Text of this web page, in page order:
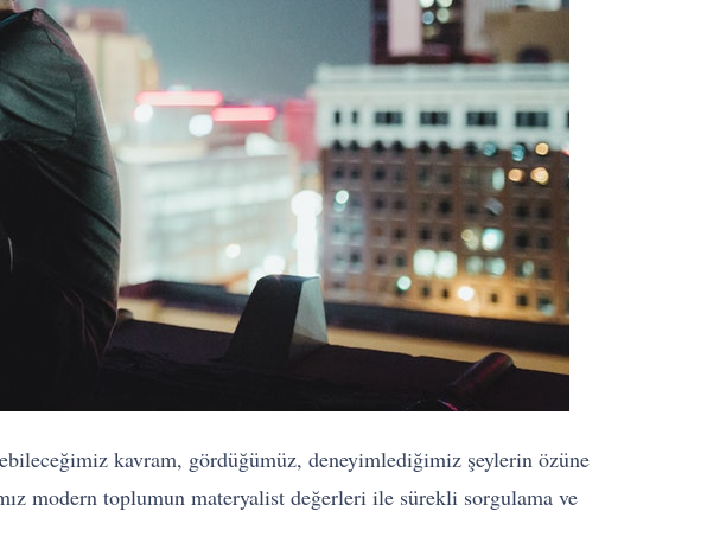
kavram, gördüğümüz, deneyimlediğimiz şeylerin özüne
modern toplumun materyalist değerleri ile sürekli sorgulama ve